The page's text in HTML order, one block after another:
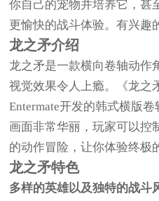
你自己的宠物并培养它，甚
更愉快的战斗体验。有兴趣
龙之矛介绍
龙之矛是一款横向卷轴动作
视觉效果令人上瘾。《龙之
Entermate开发的韩式横版
画面非常华丽，玩家可以控
的动作冒险，让你体验终极
龙之矛特色
多样的英雄以及独特的战斗